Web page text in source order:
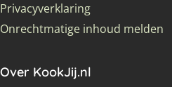
Privacyverklaring
Onrechtmatige inhoud melden
Over KookJij.nl